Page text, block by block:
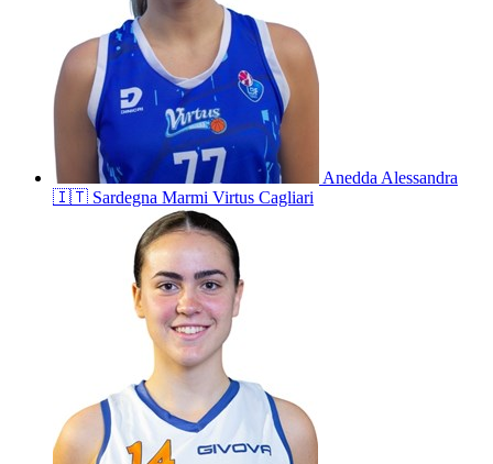
AneddaAlessandra
🇮🇹 Sardegna Marmi Virtus Cagliari